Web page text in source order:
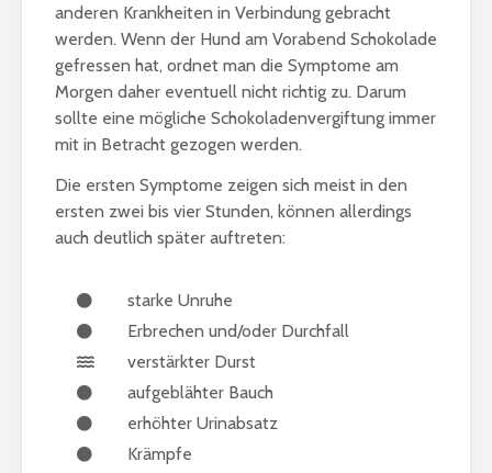
anderen Krankheiten in Verbindung gebracht
werden. Wenn der Hund am Vorabend Schokolade
gefressen hat, ordnet man die Symptome am
Morgen daher eventuell nicht richtig zu. Darum
sollte eine mögliche Schokoladenvergiftung immer
mit in Betracht gezogen werden.
Die ersten Symptome zeigen sich meist in den
ersten zwei bis vier Stunden, können allerdings
auch deutlich später auftreten:
starke Unruhe
Erbrechen und/oder Durchfall
verstärkter Durst
aufgeblähter Bauch
erhöhter Urinabsatz
Krämpfe